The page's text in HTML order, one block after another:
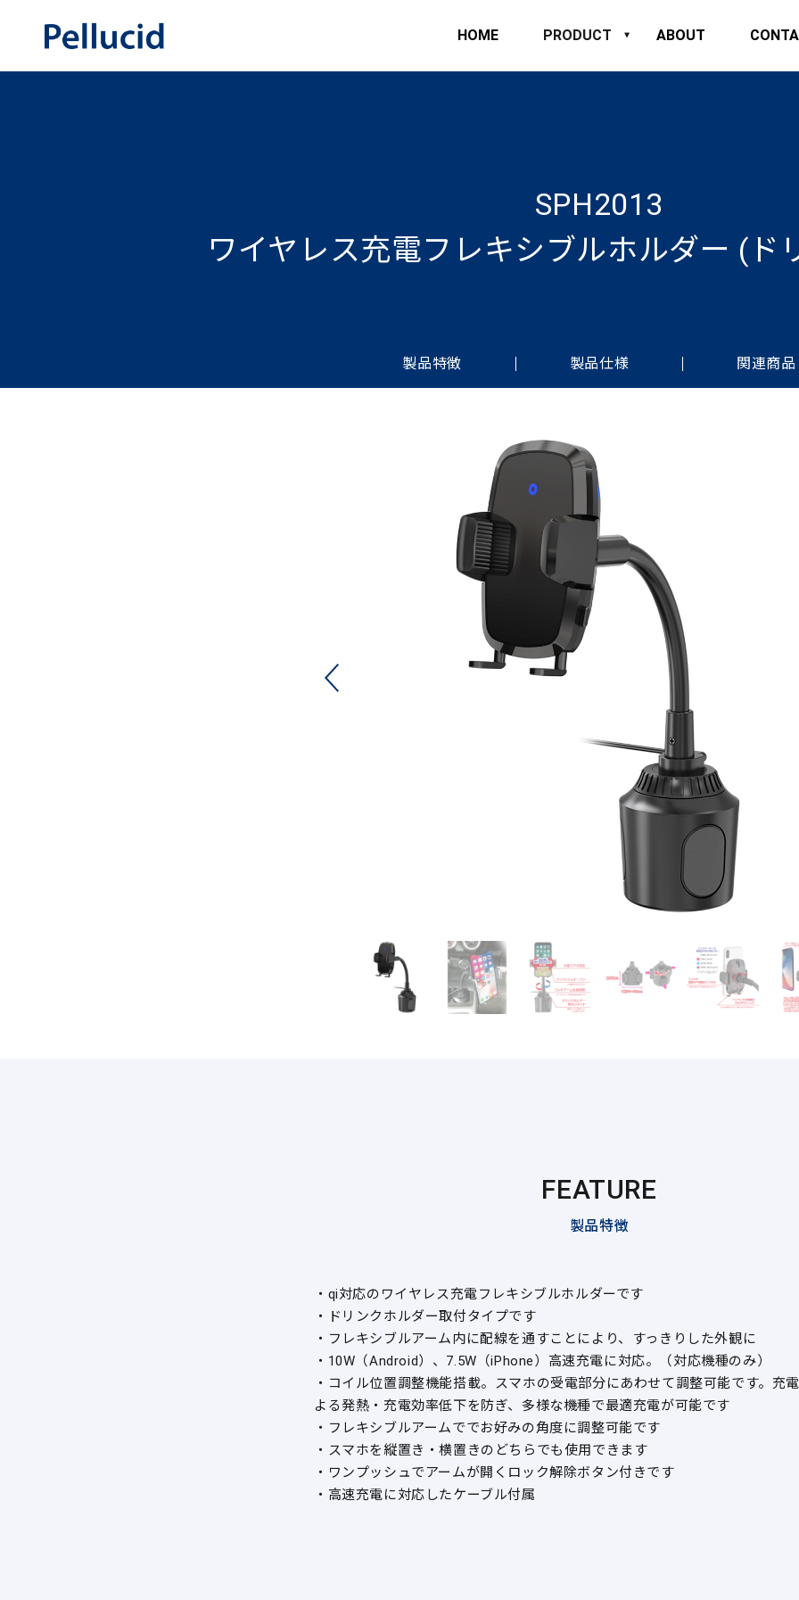
HOME PRODUCT ABOUT
SPH2013
ワイヤレス充電フレキシブルホルダー (ド
製品特徴 製品仕様 関連商品
FEATURE
製品特徴
・qi対応のワイヤレス充電フレキシブルホルダーです
・ドリンクホルダー取付タイプです
・フレキシブルアーム内に配線を通すことにより、すっきりした外観に
・10W（Android）、7.5W（iPhone）高速充電に対応。（対応機種のみ）
・コイル位置調整機能搭載。スマホの受電部分にあわせて調整可能です。充
よる発熱・充電効率低下を防ぎ、多様な機種で最適充電が可能です
・フレキシブルアームででお好みの角度に調整可能です
・スマホを縦置き・横置きのどちらでも使用できます
・ワンプッシュでアームが開くロック解除ボタン付きです
・高速充電に対応したケーブル付属